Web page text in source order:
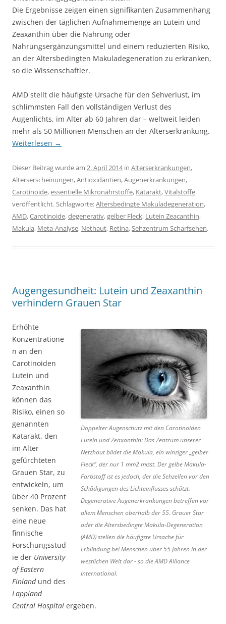
Die Ergebnisse zeigen einen signifikanten Zusammenhang
zwischen der täglichen Aufnahmemenge an Lutein und
Zeaxanthin über die Nahrung oder
Nahrungsergänzungsmittel und einem reduzierten Risiko,
an der Altersbedingten Makuladegeneration zu erkranken,
so die Wissenschaftler.
AMD stellt die häufigste Ursache für den Sehverlust, im
schlimmsten Fall den vollständigen Verlust des
Augenlichts, im Alter ab 60 Jahren dar – weltweit leiden
mehr als 50 Millionen Menschen an der Alterserkrankung.
Weiterlesen →
Dieser Beitrag wurde am 2. April 2014in Alterserkrankungen,
Alterserscheinungen,Antioxidantien,Augenerkrankungen,
Carotinoide,essentielle Mikronährstoffe, Katarakt,Vitalstoffe
veröffentlicht. Schlagworte:Altersbedingte Makuladegeneration,
AMD,Carotinoide,degenerativ,gelber Fleck, Lutein Zeacanthin,
Makula, Meta-Analyse, Nethaut, Retina,Sehzentrum Scharfsehen.
Augengesundheit: Lutein und Zeaxanthin
verhindern Grauen Star
Doppelter Augenschutz mit den Carotinoiden
Lutein und Zeaxanthin: Das Zentrum unserer
Netzhaut bildet die Makula, ein winziger „gelber
Fleck“, der nur 1 mm2 misst. Der gelbe Makula-
Farbstoff ist es jedoch, der die Sehzellen vor den
Schädigungen des Lichteinflusses schützt.
Degenerative Augenerkrankungen betreffen vor
allem Menschen oberhalb der 55. Grauer Star
oder die Altersbedingte Makula-Degeneration
(AMD) stellen die häufigste Ursache für
Erblindung bei Menschen über 55 Jahren in der
westlichen Welt dar - so die AMD Alliance
International.
Erhöhte
Konzentratione
n an den
Carotinoiden
Lutein und
Zeaxanthin
können das
Risiko, einen so
genannten
Katarakt, den
im Alter
gefürchteten
Grauen Star, zu
entwickeln, um
über 40 Prozent
senken. Das hat
eine neue
finnische
Forschungsstud
ie der University
of Eastern
Finlandund des
Lappland
Central Hospital ergeben.